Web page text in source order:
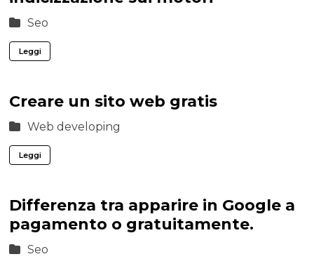
Seo
Leggi
Creare un sito web gratis
Web developing
Leggi
Differenza tra apparire in Google a
pagamento o gratuitamente.
Seo